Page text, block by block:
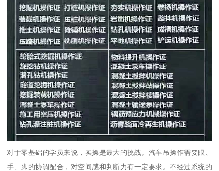
对于零基础的学员来说，实操是最大的挑战。汽车吊操作需要眼、
手、脚的协调配合，对空间感和判断力有一定要求。不经过系统的